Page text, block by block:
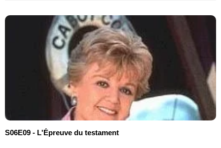
S06E09 - L'Épreuve du testament